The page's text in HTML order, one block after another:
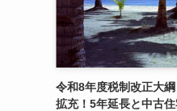
令和8年度税制改正大
拡充！5年延長と中古